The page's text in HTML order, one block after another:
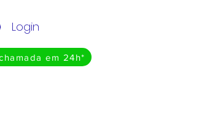
Login
em 24h*